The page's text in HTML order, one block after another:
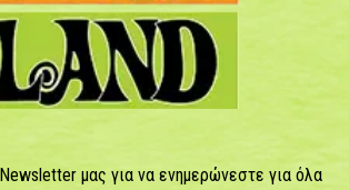
μας για να ενημερώνεστε για όλα